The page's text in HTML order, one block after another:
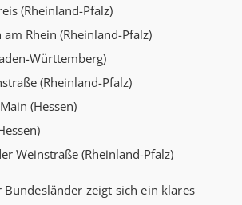
(Rheinland-Pfalz)
Rhein (Rheinland-Pfalz)
Württemberg)
(Rheinland-Pfalz)
(Hessen)
Weinstraße (Rheinland-Pfalz)
Bundesländer zeigt sich ein klares